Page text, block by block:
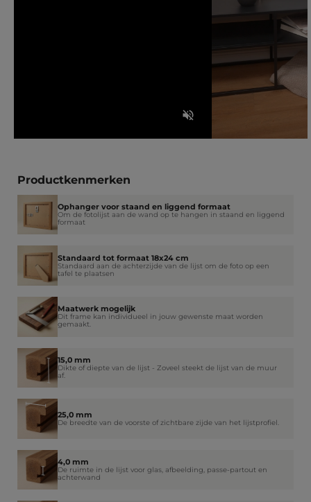
Productkenmerken
Ophanger voor staand en liggend formaat
Om de fotolijst aan de wand op te hangen in staand en liggend
formaat
Standaard tot formaat 18x24 cm
Standaard aan de achterzijde van de lijst om de foto op een
tafel te plaatsen
Maatwerk mogelijk
Dit frame kan individueel in jouw gewenste maat worden
gemaakt.
15,0 mm
Dikte of diepte van de lijst - Zoveel steekt de lijst van de muur
af.
25,0 mm
De breedte van de voorste of zichtbare zijde van het lijstprofiel.
4,0 mm
De ruimte in de lijst voor glas, afbeelding, passe-partout en
achterwand